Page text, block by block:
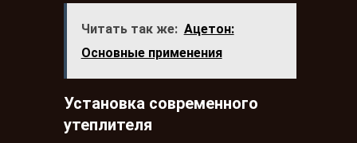
Читать так же: Ацетон:
Основные применения
Установка современного
утеплителя